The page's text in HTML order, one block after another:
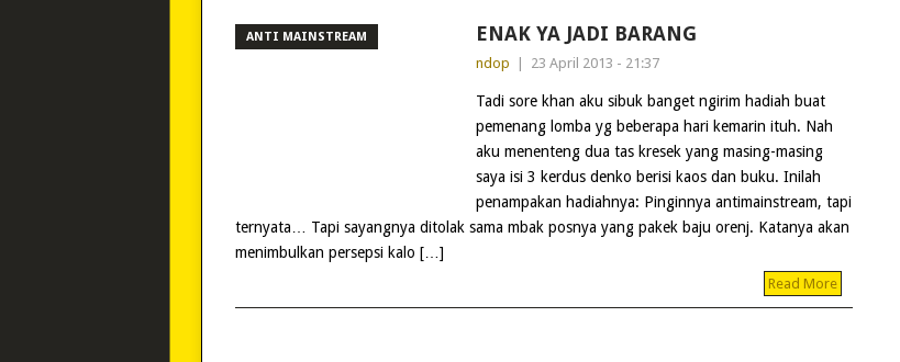
ANTI MAINSTREAM ENAK YA JADI BARANG
ndop 23 April 2013 - 21:37
Tadi sore khan aku sibuk banget ngirim hadiah buat
pemenang lomba yg beberapa hari kemarin ituh. Nah
aku menenteng dua tas kresek yang masing-masing
saya isi 3 kerdus denko berisi kaos dan buku. Inilah
penampakan hadiahnya: Pinginnya antimainstream, tapi
ternyata… Tapi sayangnya ditolak sama mbak posnya yang pakek baju orenj. Katanya akan
menimbulkan persepsi kalo […]
Read More